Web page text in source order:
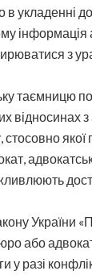
в
інформація
з
таємницю
України
або
разі